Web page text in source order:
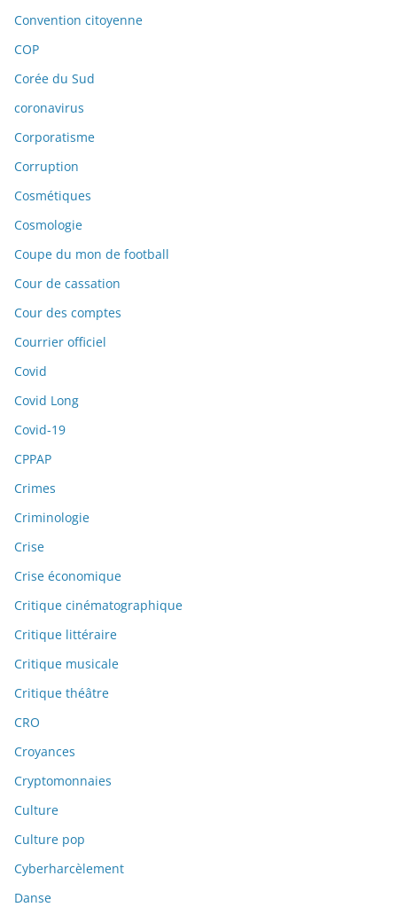
Convention citoyenne
COP
Corée du Sud
coronavirus
Corporatisme
Corruption
Cosmétiques
Cosmologie
Coupe du mon de football
Cour de cassation
Cour des comptes
Courrier officiel
Covid
Covid Long
Covid-19
CPPAP
Crimes
Criminologie
Crise
Crise économique
Critique cinématographique
Critique littéraire
Critique musicale
Critique théâtre
CRO
Croyances
Cryptomonnaies
Culture
Culture pop
Cyberharcèlement
Danse